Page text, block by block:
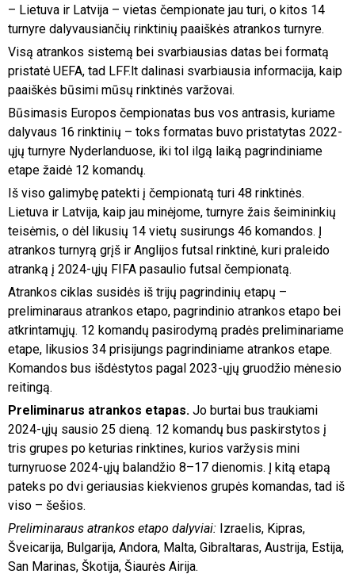
– Lietuva ir Latvija – vietas čempionate jau turi, o kitos 14
turnyre dalyvausiančių rinktinių paaiškės atrankos turnyre.
Visą atrankos sistemą bei svarbiausias datas bei formatą
pristatė UEFA, tad LFF.lt dalinasi svarbiausia informacija, kaip
paaiškės būsimi mūsų rinktinės varžovai.
Būsimasis Europos čempionatas bus vos antrasis, kuriame
dalyvaus 16 rinktinių – toks formatas buvo pristatytas 2022-
ųjų turnyre Nyderlanduose, iki tol ilgą laiką pagrindiniame
etape žaidė 12 komandų.
Iš viso galimybę patekti į čempionatą turi 48 rinktinės.
Lietuva ir Latvija, kaip jau minėjome, turnyre žais šeimininkių
teisėmis, o dėl likusių 14 vietų susirungs 46 komandos. Į
atrankos turnyrą grįš ir Anglijos futsal rinktinė, kuri praleido
atranką į 2024-ųjų FIFA pasaulio futsal čempionatą.
Atrankos ciklas susidės iš trijų pagrindinių etapų –
preliminaraus atrankos etapo, pagrindinio atrankos etapo bei
atkrintamųjų. 12 komandų pasirodymą pradės preliminariame
etape, likusios 34 prisijungs pagrindiniame atrankos etape.
Komandos bus išdėstytos pagal 2023-ųjų gruodžio mėnesio
reitingą.
Preliminarus atrankos etapas. Jo burtai bus traukiami
2024-ųjų sausio 25 dieną. 12 komandų bus paskirstytos į
tris grupes po keturias rinktines, kurios varžysis mini
turnyruose 2024-ųjų balandžio 8–17 dienomis. Į kitą etapą
pateks po dvi geriausias kiekvienos grupės komandas, tad iš
viso – šešios.
Preliminaraus atrankos etapo dalyviai: Izraelis, Kipras,
Šveicarija, Bulgarija, Andora, Malta, Gibraltaras, Austrija, Estija,
San Marinas, Škotija, Šiaurės Airija.